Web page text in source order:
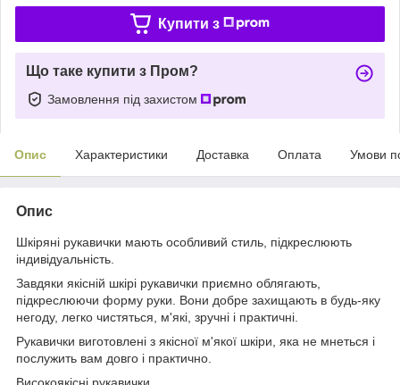
Купити з
Що таке купити з Пром?
Замовлення під захистом
Опис Характеристики Доставка Оплата Умови
Опис
Шкіряні рукавички мають особливий стиль, підкреслюють
індивідуальність.
Завдяки якісній шкірі рукавички приємно облягають,
підкреслюючи форму руки. Вони добре захищають в будь-яку
негоду, легко чистяться, м'які, зручні і практичні.
Рукавички виготовлені з якісної м'якої шкіри, яка не мнеться і
послужить вам довго і практично.
Високоякісні рукавички.